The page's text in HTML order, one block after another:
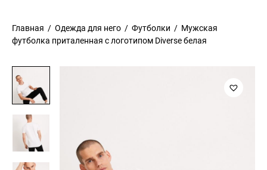
Главная / Одежда для него / Футболки / Мужская
футболка приталенная с логотипом Diverse белая